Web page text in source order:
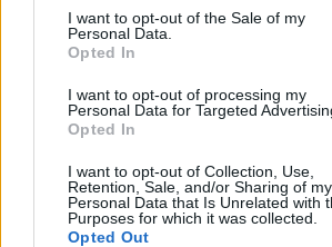
consent section.
I want to opt-out of the Sale of my
Personal Data.
Opted In
I want to opt-out of processing my
Personal Data for Targeted
Opted In
I want to opt-out of Collection, Use,
Retention, Sale, and/or Sharing of my
Personal Data that Is Unrelated with
Purposes for which it was collected.
Opted Out